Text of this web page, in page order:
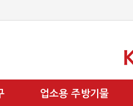
업소용 주방기물